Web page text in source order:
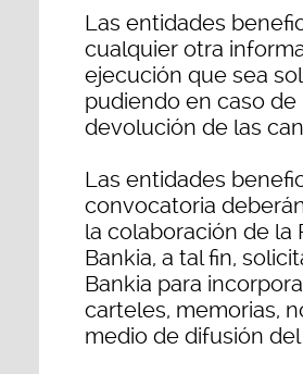
Las entidades
cualquier otra
ejecución que sea
pudiendo en caso
devolución de las
Las entidades
convocatoria
la colaboración de la
Bankia, a tal fin,
Bankia para
carteles, memorias,
medio de difusión